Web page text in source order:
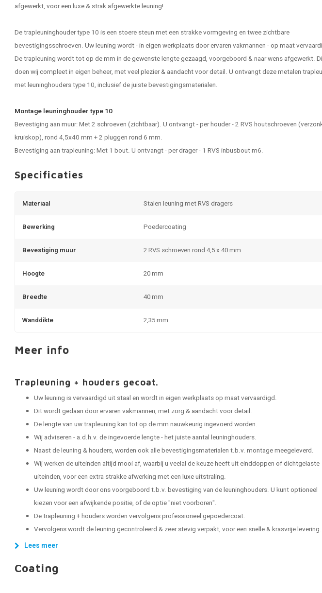
afgewerkt, voor een luxe & strak afgewerkte leuning!
De trapleuninghouder type 10 is een stoere steun met een strakke vormgeving en twee zichtbare
bevestigingsschroeven. Uw leuning wordt - in eigen werkplaats door ervaren vakmannen - op maat
De trapleuning wordt tot op de mm in de gewenste lengte gezaagd, voorgeboord & naar wens afgewerkt.
doen wij compleet in eigen beheer, met veel plezier & aandacht voor detail. U ontvangt deze metalen
met leuninghouders type 10, inclusief de juiste bevestigingsmaterialen.
Montage leuninghouder type 10
Bevestiging aan muur: Met 2 schroeven (zichtbaar). U ontvangt - per houder - 2 RVS houtschroeven
kruiskop), rond 4,5x40 mm + 2 pluggen rond 6 mm.
Bevestiging aan trapleuning: Met 1 bout. U ontvangt - per drager - 1 RVS inbusbout m6.
Specificaties
Materiaal Stalen leuning met RVS dragers
Bewerking Poedercoating
Bevestiging muur 2 RVS schroeven rond 4,5 x 40 mm
Hoogte 20 mm
Breedte 40 mm
Wanddikte 2,35 mm
Meer info
Trapleuning + houders gecoat.
Uw leuning is vervaardigd uit staal en wordt in eigen werkplaats op maat vervaardigd.
Dit wordt gedaan door ervaren vakmannen, met zorg & aandacht voor detail.
De lengte van uw trapleuning kan tot op de mm nauwkeurig ingevoerd worden.
Wij adviseren - a.d.h.v. de ingevoerde lengte - het juiste aantal leuninghouders.
Naast de leuning & houders, worden ook alle bevestigingsmaterialen t.b.v. montage meegeleverd.
Wij werken de uiteinden altijd mooi af, waarbij u veelal de keuze heeft uit einddoppen of dichtgelaste
uiteinden, voor een extra strakke afwerking met een luxe uitstraling.
Uw leuning wordt door ons voorgeboord t.b.v. bevestiging van de leuninghouders. U kunt optioneel
kiezen voor een afwijkende positie, of de optie "niet voorboren".
De trapleuning + houders worden vervolgens professioneel gepoedercoat.
Vervolgens wordt de leuning gecontroleerd & zeer stevig verpakt, voor een snelle & krasvrije levering.
Lees meer
Coating